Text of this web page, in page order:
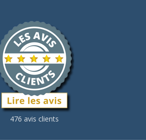
476 avis clients